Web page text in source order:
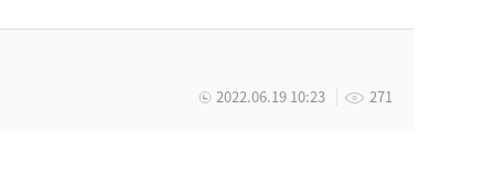
271
2022.06.19 10:23